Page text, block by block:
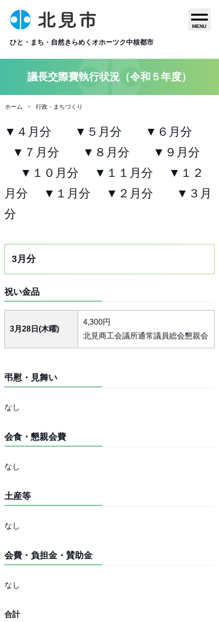
ひと・まち・自然きらめくオホーツク中核都市
MENU
議長交際費執行状況（令和５年度）
ホーム 行政・まちづくり
▼４月分 ▼５月分
▼６月分
▼７月分
▼８月分
▼９月分
▼１０月分
▼１１月分
▼１２
月分
▼１月分 ▼２月分
▼３月
分
3月分
祝い金品
3月28日(木曜)
4,300円
北見商工会議所通常議員総会懇親会
弔慰・見舞い
なし
会食・懇親会費
なし
土産等
なし
会費・負担金・賛助金
なし
合計